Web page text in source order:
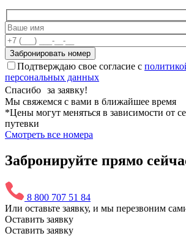
Подтверждаю свое согласие с
персональных данных
Спасибо за заявку!
Мы свяжемся с вами в ближайшее время
*Цены могут меняться в зависимости от
путевки
Смотреть все номера
Забронируйте прямо
8 800 707 51 84
Или оставьте заявку, и мы перезвоним
Оставить заявку
Оставить заявку